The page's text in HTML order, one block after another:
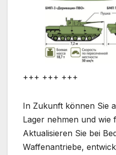
+++ +++ +++
In Zukunft können Sie
Lager nehmen und wie
Aktualisieren Sie bei
Waffenantriebe,